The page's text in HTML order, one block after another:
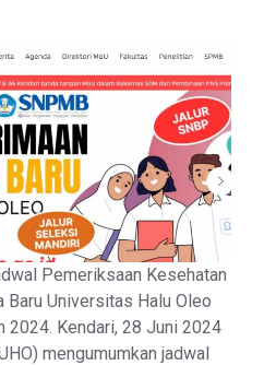
Pemeriksaan Kesehatan
Baru Universitas Halu Oleo
2024. Kendari, 28 Juni 2024
mengumumkan jadwal